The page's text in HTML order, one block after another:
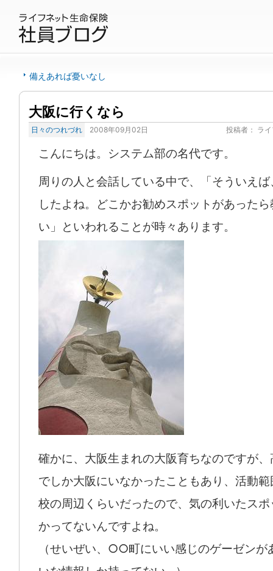
備えあれば憂いなし
大阪に行くなら
日々のつれづれ 2008年09月02日 投稿者： ラ
こんにちは。システム部の名代です。
周りの人と会話している中で、「そういえ
したよね。どこかお勧めスポットがあった
い」といわれることが時々あります。
確かに、大阪生まれの大阪育ちなのですが
でしか大阪にいなかったこともあり、活動
校の周辺くらいだったので、気の利いたス
かってないんですよね。
（せいぜい、○○町にいい感じのゲーゼンが